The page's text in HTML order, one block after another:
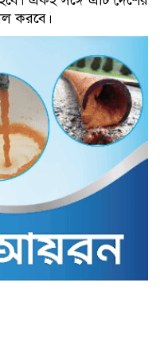
করবে।